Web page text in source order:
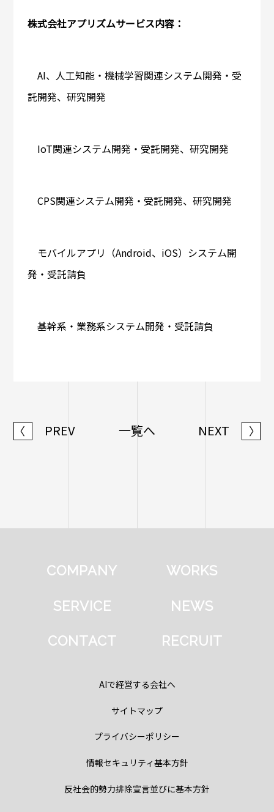
株式会社アプリズムサービス内容：
AI、人工知能・機械学習関連システム開発・受
託開発、研究開発
IoT関連システム開発・受託開発、研究開発
CPS関連システム開発・受託開発、研究開発
モバイルアプリ（Android、iOS）システム開
発・受託請負
基幹系・業務系システム開発・受託請負
〈 PREV 一覧へ NEXT 〉
COMPANY WORKS
SERVICE NEWS
CONTACT RECRUIT
AIで経営する会社へ
サイトマップ
プライバシーポリシー
情報セキュリティ基本方針
反社会的勢力排除宣言並びに基本方針